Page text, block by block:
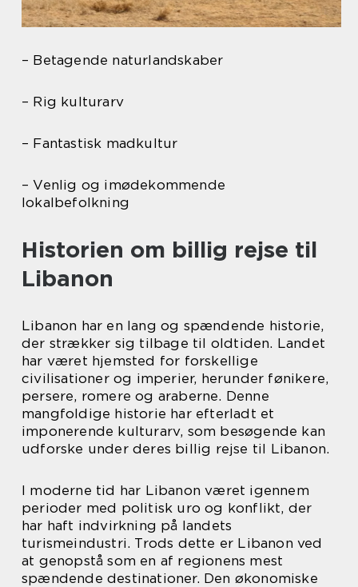
– Betagende naturlandskaber
– Rig kulturarv
– Fantastisk madkultur
– Venlig og imødekommende
lokalbefolkning
Historien om billig rejse til
Libanon
Libanon har en lang og spændende historie,
der strækker sig tilbage til oldtiden. Landet
har været hjemsted for forskellige
civilisationer og imperier, herunder fønikere,
persere, romere og araberne. Denne
mangfoldige historie har efterladt et
imponerende kulturarv, som besøgende kan
udforske under deres billig rejse til Libanon.
I moderne tid har Libanon været igennem
perioder med politisk uro og konflikt, der
har haft indvirkning på landets
turismeindustri. Trods dette er Libanon ved
at genopstå som en af regionens mest
spændende destinationer. Den økonomiske